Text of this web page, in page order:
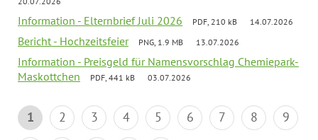
Information - Elternbrief Juli 2026 PDF, 210 kB 14.07.2026
Bericht - Hochzeitsfeier PNG, 1.9 MB 13.07.2026
Information - Preisgeld für Namensvorschlag Chemiepark-
Maskottchen
PDF, 441 kB 03.07.2026
1 2 3 4 5 6 7 8
9